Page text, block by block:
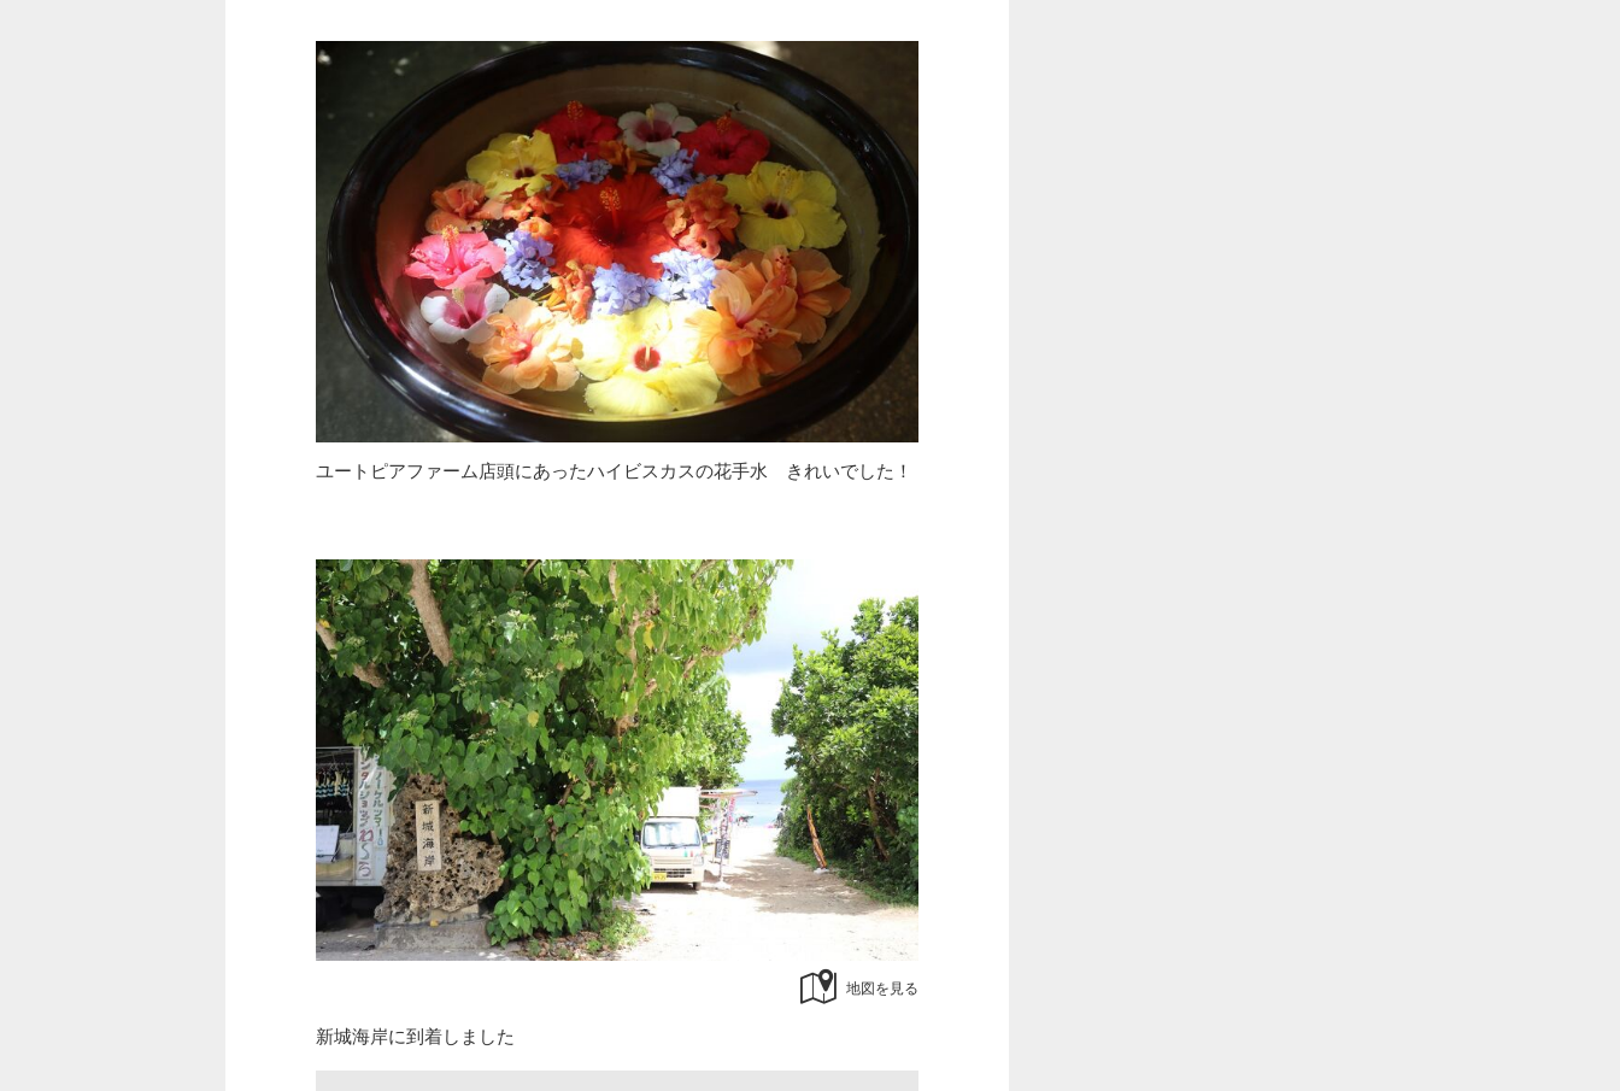
ユートピアファーム店頭にあったハイビスカスの花手水 きれいでした！
地図を見る
新城海岸に到着しました